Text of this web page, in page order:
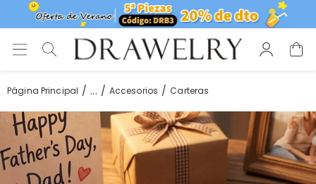
Página Principal ... Accesorios Carteras